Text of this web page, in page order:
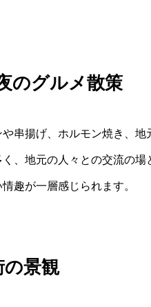
のグルメ散策
串揚げ、ホルモン焼き、地
、地元の人々との交流の場
趣が一層感じられます。
景観